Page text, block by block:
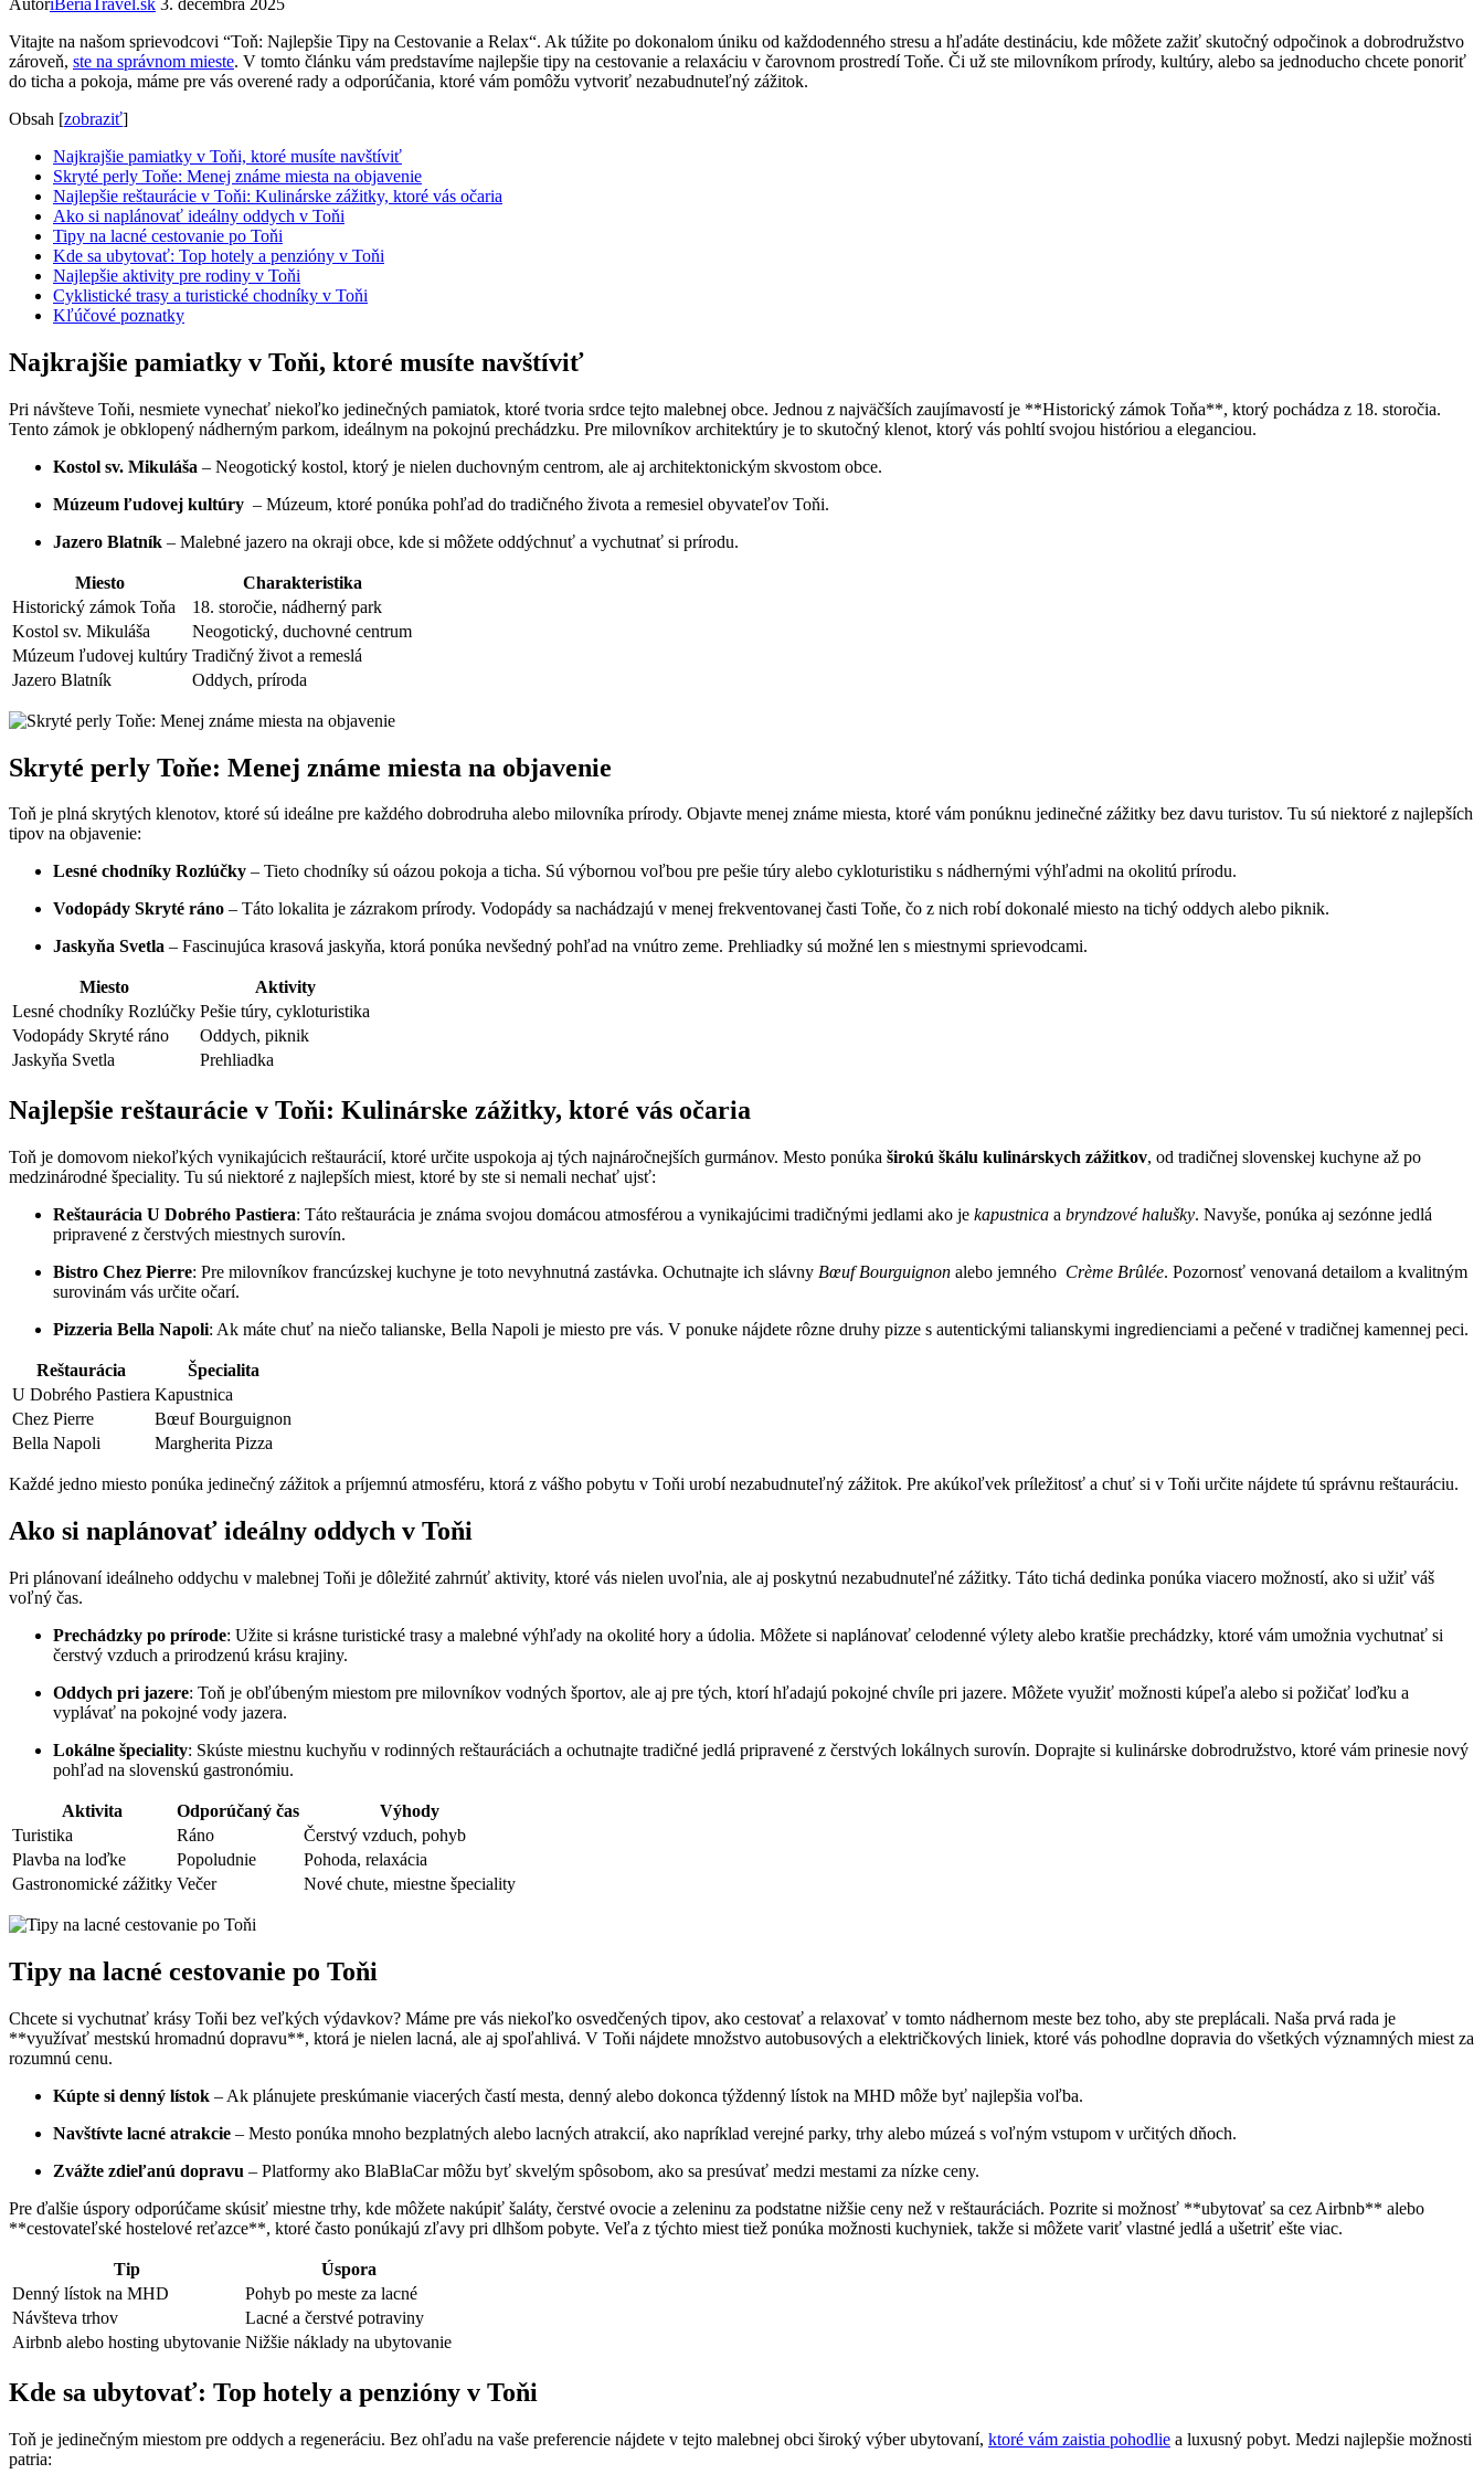
Vitajte na našom ⁢sprievodcovi ‌“Toň: Najlepšie Tipy na Cestovanie a Relax“. ⁢Ak‍ túžite po dokonalom ⁤úniku od každodenného stresu a⁤ hľadáte ⁤destináciu, kde môžete​ zažiť skutočný odpočinok a ​dobrodružstvo
zároveň, ste na ⁤správnom mieste. V ⁢tomto článku‍ vám predstavíme najlepšie ⁣tipy ‌na cestovanie a relaxáciu ‌v čarovnom prostredí ⁣Toňe. Či už ste milovníkom prírody, ⁢kultúry,⁢ alebo sa⁣ jednoducho chcete ponoriť
‍do ‍ticha a‍ pokoja, máme pre vás overené rady a ⁤odporúčania, ktoré vám ​pomôžu ‌vytvoriť‍ nezabudnuteľný zážitok.
Obsah [zobraziť]
Najkrajšie pamiatky v Toňi, ktoré musíte navštíviť
Skryté ‍perly Toňe: Menej známe miesta na objavenie
Najlepšie reštaurácie v Toňi: Kulinárske zážitky, ktoré​ vás​ očaria
Ako si naplánovať ideálny oddych v Toňi
Tipy na ⁢lacné ‌cestovanie po Toňi
Kde sa ubytovať: Top hotely a penzióny v Toňi
Najlepšie aktivity ‌pre rodiny v ⁤Toňi
Cyklistické trasy a turistické chodníky v Toňi
Kľúčové poznatky
Najkrajšie pamiatky v Toňi, ktoré musíte navštíviť
Pri ​návšteve Toňi, nesmiete ⁢vynechať niekoľko ‌jedinečných pamiatok, ktoré tvoria srdce‌ tejto malebnej obce. Jednou z ‍najväčších zaujímavostí je **Historický ⁢zámok ⁣Toňa**, ktorý pochádza z ⁢18. ⁣storočia.
Tento ​zámok ​je obklopený nádherným parkom, ⁤ideálnym na⁤ pokojnú ⁣prechádzku. Pre‌ milovníkov architektúry je to skutočný ‍klenot, ktorý vás pohltí svojou históriou a ‍eleganciou.
Kostol sv. Mikuláša –⁢ Neogotický kostol, ktorý je nielen duchovným‌ centrom, ale‍ aj architektonickým skvostom obce.
Múzeum ľudovej kultúry ⁢ – Múzeum, ktoré ponúka ‌pohľad do tradičného života⁤ a ⁣remesiel obyvateľov Toňi.
Jazero Blatník – Malebné jazero na okraji obce, kde si môžete ⁢oddýchnuť⁢ a vychutnať si prírodu.
Miesto
Charakteristika
Historický ⁢zámok Toňa
18. storočie, nádherný‍ park
Kostol sv. Mikuláša
Neogotický, ‍duchovné centrum
Múzeum ľudovej kultúry Tradičný život ​a⁢ remeslá
Jazero⁤ Blatník
Oddych,⁢ príroda
Skryté ‍perly Toňe: Menej známe miesta na objavenie
Toň‌ je plná skrytých ‌klenotov, ‌ktoré sú ‌ideálne pre každého dobrodruha alebo milovníka prírody. Objavte menej známe‍ miesta, ktoré​ vám ponúknu‌ jedinečné zážitky bez⁣ davu ​turistov. ​Tu ​sú⁢ niektoré z ‍najlepších
‌tipov ​na objavenie:
Lesné chodníky Rozlúčky – Tieto ⁣chodníky sú oázou‌ pokoja a ticha. Sú výbornou⁣ voľbou pre pešie túry ‍alebo cykloturistiku s⁢ nádhernými výhľadmi⁣ na okolitú prírodu.
Vodopády Skryté ráno –‍ Táto lokalita je zázrakom prírody. ‍Vodopády sa nachádzajú v menej ⁣frekventovanej časti Toňe, ‍čo z nich robí dokonalé miesto na tichý ​oddych ⁣alebo piknik.
Jaskyňa Svetla – Fascinujúca krasová jaskyňa, ktorá⁢ ponúka nevšedný pohľad na vnútro zeme. ​Prehliadky ‌sú možné ‌len s miestnymi sprievodcami.
Miesto
Aktivity
Lesné ⁤chodníky ⁣Rozlúčky Pešie túry, cykloturistika
Vodopády⁢ Skryté ráno
Oddych, piknik
Jaskyňa Svetla
Prehliadka
Najlepšie reštaurácie v Toňi: Kulinárske zážitky, ktoré​ vás​ očaria
Toň je domovom niekoľkých vynikajúcich reštaurácií, ktoré ​určite uspokoja aj⁢ tých ⁣najnáročnejších gurmánov. Mesto ponúka⁣ širokú‌ škálu kulinárskych⁤ zážitkov, od tradičnej slovenskej kuchyne až⁢ po⁤
medzinárodné špeciality. Tu⁤ sú niektoré z‌ najlepších⁤ miest, ⁣ktoré by ste si ​nemali nechať ujsť:
Reštaurácia‌ U Dobrého‍ Pastiera: Táto reštaurácia je⁣ známa svojou‍ domácou atmosférou a vynikajúcimi tradičnými jedlami​ ako je kapustnica a bryndzové halušky. Navyše, ponúka aj sezónne jedlá
pripravené z čerstvých miestnych ​surovín.
Bistro‍ Chez Pierre: Pre milovníkov francúzskej kuchyne⁤ je toto nevyhnutná​ zastávka. ⁣Ochutnajte ich slávny Bœuf Bourguignon alebo jemného ​ Crème Brûlée. Pozornosť venovaná detailom a kvalitným⁢
surovinám vás určite očarí.
Pizzeria Bella⁢ Napoli: Ak máte chuť na niečo‍ talianske, Bella Napoli je miesto pre vás.​ V ponuke nájdete rôzne⁢ druhy pizze s autentickými talianskymi ingredienciami ‌a pečené ⁤v‍ tradičnej kamennej peci.
Reštaurácia
Špecialita
U Dobrého Pastiera Kapustnica
Chez​ Pierre
Bœuf Bourguignon
Bella Napoli
Margherita Pizza
Každé jedno miesto ⁣ponúka jedinečný zážitok a príjemnú atmosféru, ​ktorá z vášho pobytu v Toňi urobí nezabudnuteľný zážitok. Pre⁤ akúkoľvek⁣ príležitosť a chuť si v Toňi‌ určite nájdete tú ⁤správnu ⁢reštauráciu.
Ako si naplánovať ideálny oddych v Toňi
Pri plánovaní ⁤ideálneho oddychu v malebnej‍ Toňi je dôležité zahrnúť‍ aktivity, ktoré ​vás nielen ​uvoľnia, ale aj poskytnú nezabudnuteľné‌ zážitky.⁣ Táto tichá dedinka ponúka⁣ viacero⁤ možností, ako si​ užiť ‍váš
voľný čas.
Prechádzky po prírode: Užite si krásne⁢ turistické‍ trasy a malebné výhľady na okolité hory a údolia. ⁤Môžete si naplánovať celodenné​ výlety‍ alebo kratšie prechádzky, ‌ktoré vám umožnia vychutnať si⁣
čerstvý vzduch a ⁢prirodzenú krásu krajiny.
Oddych ​pri jazere: Toň je ⁢obľúbeným miestom pre milovníkov‌ vodných športov, ale aj ‌pre⁢ tých, ktorí hľadajú pokojné chvíle⁣ pri ‌jazere. Môžete ​využiť​ možnosti kúpeľa alebo si⁤ požičať loďku a⁣
vyplávať na​ pokojné vody jazera.
Lokálne špeciality: ⁢Skúste miestnu kuchyňu‍ v⁤ rodinných reštauráciách ⁤a ​ochutnajte tradičné jedlá⁤ pripravené z čerstvých lokálnych surovín. Doprajte si kulinárske dobrodružstvo, ktoré vám prinesie‌ nový⁤
pohľad na slovenskú ‌gastronómiu.
Aktivita Odporúčaný ⁢čas
Výhody
Turistika
Ráno
Čerstvý vzduch, pohyb
Plavba na loďke
Popoludnie
Pohoda,⁤ relaxácia
Gastronomické zážitky Večer Nové⁤ chute, miestne špeciality
Tipy na ⁢lacné ‌cestovanie po Toňi
Chcete ‌si​ vychutnať ⁣krásy Toňi bez veľkých výdavkov? ⁣Máme pre vás⁣ niekoľko osvedčených tipov, ako cestovať a ‍relaxovať v tomto nádhernom meste bez toho, aby ste‍ preplácali. Naša prvá rada ‌je
**využívať mestskú hromadnú dopravu**, ktorá​ je ​nielen lacná, ale aj spoľahlivá. ⁣V ⁣Toňi nájdete množstvo autobusových a električkových liniek, ktoré vás pohodlne dopravia do všetkých významných miest za
rozumnú cenu.
Kúpte si denný lístok – Ak plánujete preskúmanie viacerých častí mesta, denný alebo ‍dokonca týždenný lístok na⁢ MHD ‌môže byť najlepšia voľba.
Navštívte lacné⁣ atrakcie – Mesto​ ponúka mnoho bezplatných ‌alebo lacných atrakcií, ako napríklad verejné ⁣parky, trhy alebo múzeá ‍s voľným vstupom v ⁤určitých dňoch.
Zvážte zdieľanú dopravu – Platformy ako BlaBlaCar⁢ môžu byť skvelým spôsobom, ​ako sa presúvať medzi mestami⁤ za nízke⁢ ceny.
Pre ďalšie úspory odporúčame skúsiť⁣ miestne⁤ trhy, kde môžete nakúpiť šaláty,⁢ čerstvé ovocie a zeleninu za podstatne nižšie‌ ceny než v reštauráciách. Pozrite si možnosť **ubytovať sa cez Airbnb** alebo
**cestovateľské ⁣hostelové reťazce**, ktoré často ‌ponúkajú ⁤zľavy pri‍ dlhšom pobyte. Veľa z týchto miest tiež ponúka možnosti kuchyniek, takže si môžete variť vlastné jedlá a ušetriť ‍ešte⁣ viac.
Tip
Úspora
Denný lístok na ⁣MHD
Pohyb po meste za lacné
Návšteva trhov
Lacné a čerstvé potraviny
Airbnb alebo ⁤hosting ubytovanie Nižšie ​náklady na ubytovanie
Kde sa ubytovať: Top hotely a penzióny v Toňi
Toň je jedinečným miestom pre oddych a regeneráciu. Bez ohľadu⁣ na vaše preferencie nájdete v tejto malebnej obci široký výber ubytovaní, ktoré vám zaistia pohodlie a luxusný pobyt. Medzi najlepšie možnosti
patria: